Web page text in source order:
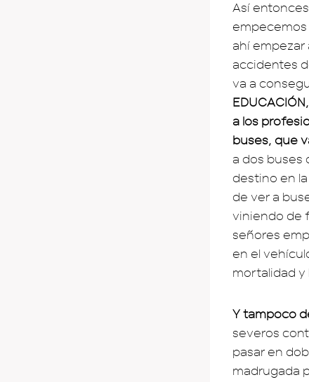
Así
empecemos
ahí empezar
accidentes
va a
a los
buses, que
a dos buses
destino en
de ver a
viniendo de
señores
en el
mortalidad y
Y tampoco
severos
pasar en
madrugada